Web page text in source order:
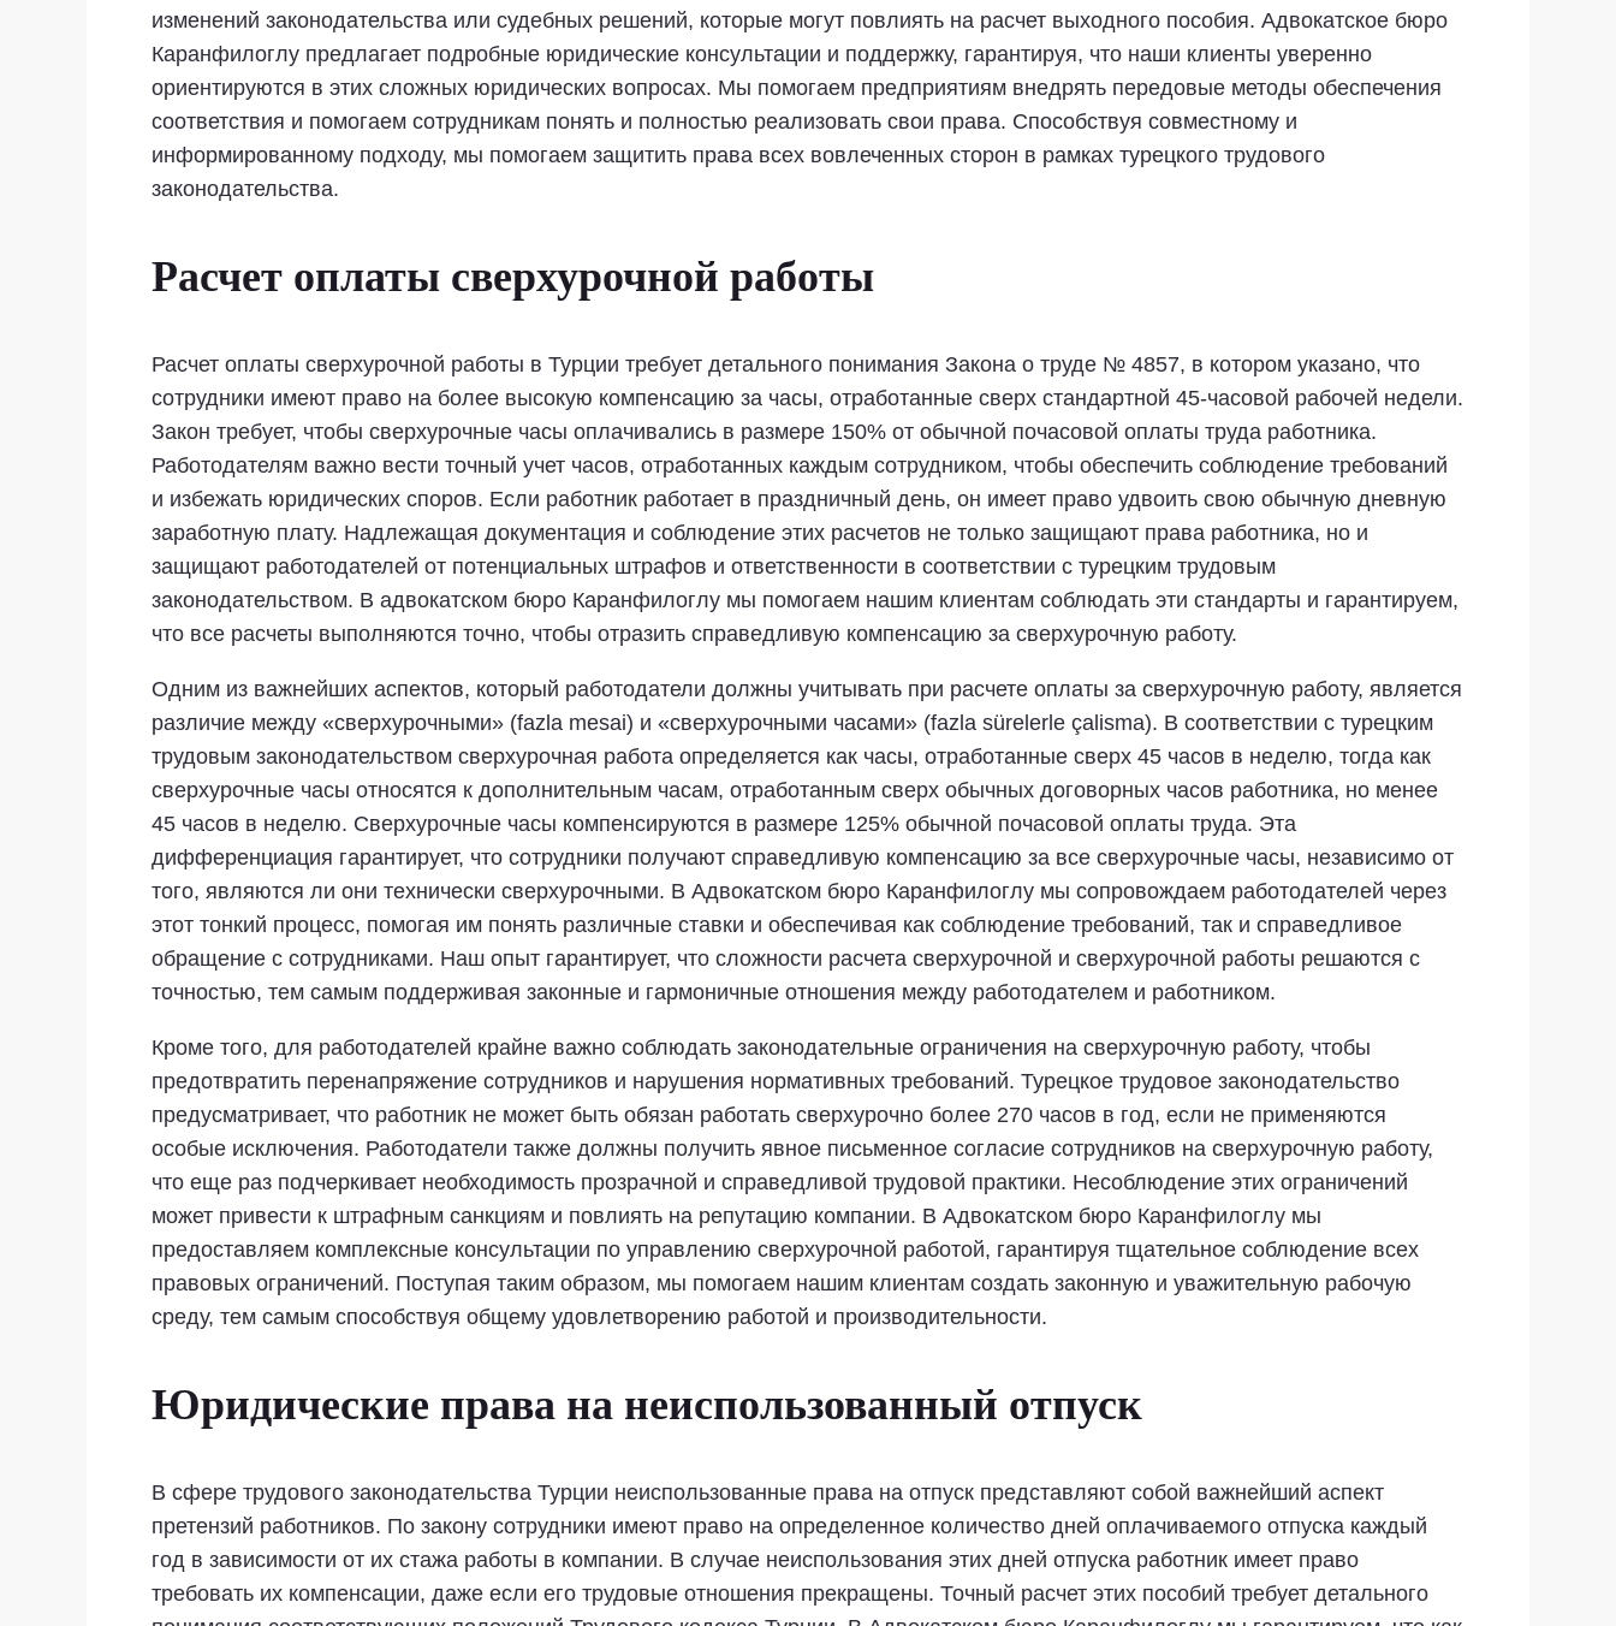
изменений законодательства или судебных решений, которые могут повлиять на расчет выходного пособия. Адвокатское бюро
Каранфилоглу предлагает подробные юридические консультации и поддержку, гарантируя, что наши клиенты уверенно
ориентируются в этих сложных юридических вопросах. Мы помогаем предприятиям внедрять передовые методы обеспечения
соответствия и помогаем сотрудникам понять и полностью реализовать свои права. Способствуя совместному и
информированному подходу, мы помогаем защитить права всех вовлеченных сторон в рамках турецкого трудового
законодательства.
Расчет оплаты сверхурочной работы
Расчет оплаты сверхурочной работы в Турции требует детального понимания Закона о труде № 4857, в котором указано, что
сотрудники имеют право на более высокую компенсацию за часы, отработанные сверх стандартной 45-часовой рабочей недели.
Закон требует, чтобы сверхурочные часы оплачивались в размере 150% от обычной почасовой оплаты труда работника.
Работодателям важно вести точный учет часов, отработанных каждым сотрудником, чтобы обеспечить соблюдение требований
и избежать юридических споров. Если работник работает в праздничный день, он имеет право удвоить свою обычную дневную
заработную плату. Надлежащая документация и соблюдение этих расчетов не только защищают права работника, но и
защищают работодателей от потенциальных штрафов и ответственности в соответствии с турецким трудовым
законодательством. В адвокатском бюро Каранфилоглу мы помогаем нашим клиентам соблюдать эти стандарты и гарантируем,
что все расчеты выполняются точно, чтобы отразить справедливую компенсацию за сверхурочную работу.
Одним из важнейших аспектов, который работодатели должны учитывать при расчете оплаты за сверхурочную работу, является
различие между «сверхурочными» (fazla mesai) и «сверхурочными часами» (fazla sürelerle çalisma). В соответствии с турецким
трудовым законодательством сверхурочная работа определяется как часы, отработанные сверх 45 часов в неделю, тогда как
сверхурочные часы относятся к дополнительным часам, отработанным сверх обычных договорных часов работника, но менее
45 часов в неделю. Сверхурочные часы компенсируются в размере 125% обычной почасовой оплаты труда. Эта
дифференциация гарантирует, что сотрудники получают справедливую компенсацию за все сверхурочные часы, независимо от
того, являются ли они технически сверхурочными. В Адвокатском бюро Каранфилоглу мы сопровождаем работодателей через
этот тонкий процесс, помогая им понять различные ставки и обеспечивая как соблюдение требований, так и справедливое
обращение с сотрудниками. Наш опыт гарантирует, что сложности расчета сверхурочной и сверхурочной работы решаются с
точностью, тем самым поддерживая законные и гармоничные отношения между работодателем и работником.
Кроме того, для работодателей крайне важно соблюдать законодательные ограничения на сверхурочную работу, чтобы
предотвратить перенапряжение сотрудников и нарушения нормативных требований. Турецкое трудовое законодательство
предусматривает, что работник не может быть обязан работать сверхурочно более 270 часов в год, если не применяются
особые исключения. Работодатели также должны получить явное письменное согласие сотрудников на сверхурочную работу,
что еще раз подчеркивает необходимость прозрачной и справедливой трудовой практики. Несоблюдение этих ограничений
может привести к штрафным санкциям и повлиять на репутацию компании. В Адвокатском бюро Каранфилоглу мы
предоставляем комплексные консультации по управлению сверхурочной работой, гарантируя тщательное соблюдение всех
правовых ограничений. Поступая таким образом, мы помогаем нашим клиентам создать законную и уважительную рабочую
среду, тем самым способствуя общему удовлетворению работой и производительности.
Юридические права на неиспользованный отпуск
В сфере трудового законодательства Турции неиспользованные права на отпуск представляют собой важнейший аспект
претензий работников. По закону сотрудники имеют право на определенное количество дней оплачиваемого отпуска каждый
год в зависимости от их стажа работы в компании. В случае неиспользования этих дней отпуска работник имеет право
требовать их компенсации, даже если его трудовые отношения прекращены. Точный расчет этих пособий требует детального